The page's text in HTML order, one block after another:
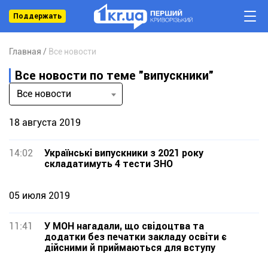
Поддержать
Главная Все новости
Все новости по теме "випускники"
Все новости
18 августа 2019
14:02
Українські випускники з 2021 року
складатимуть 4 тести ЗНО
05 июля 2019
11:41
У МОН нагадали, що свідоцтва та
додатки без печатки закладу освіти є
дійсними й приймаються для вступу